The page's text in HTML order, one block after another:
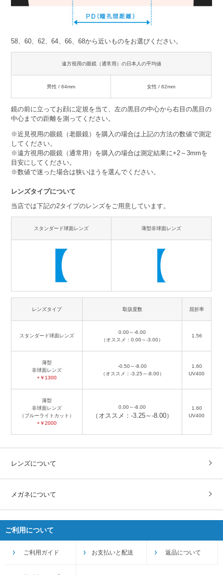
58、60、62、64、66、68から近いものをお選びください。
遠方視用の眼鏡（通常用）の日本人の平均値
男性 / 64mm 女性 / 62mm
鏡の前に立ってお顔に定規を当て、左の黒目の中心から右目の黒目の
中心までの距離を測ってください。
※近見視用の眼鏡（老眼鏡）を購入の場合は上記の方法の数値で測定
してください。
※遠方視用の眼鏡（通常用）を購入の場合は測定結果に+2～3mmを
目安にしてください。
※数値で迷った場合は狭いほうを選んでください。
レンズタイプについて
当店では下記の2タイプのレンズをご用意しています。
スタンダード球面レンズ 薄型非球面レンズ
レンズタイプ 取扱度数 屈折率
スタンダード球面レンズ
0.00～-6.00
（オススメ：0.00～-3.00）
1.56
薄型
非球面レンズ
+￥1300
-0.50～-8.00
（オススメ：-3.25～-8.00）
1.60
UV400
薄型
非球面レンズ
（ブルーライトカット）
+￥2000
0.00～-8.00
（オススメ：-3.25～-8.00）
1.60
UV400
レンズについて
メガネについて
ご利用について
ご利用ガイド お支払いと配送 返品について